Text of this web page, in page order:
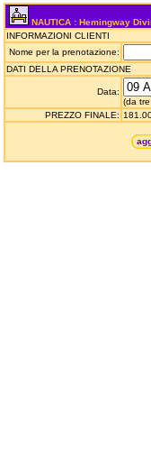
NAUTICA : Hemingway
INFORMAZIONI CLIENTI
Nome per la prenotazione:
DATI DELLA PRENOTAZIONE
Data:
(da
PREZZO FINALE: